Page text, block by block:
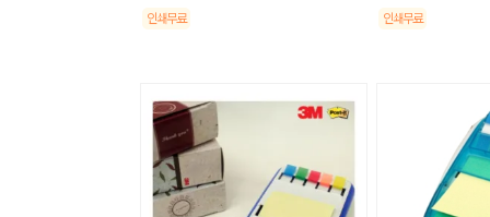
인쇄무료 인쇄무료